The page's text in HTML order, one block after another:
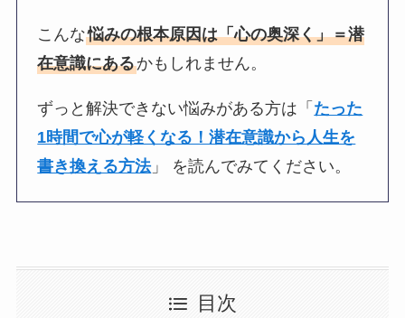
こんな悩みの根本原因は「心の奥深く」＝潜
在意識にあるかもしれません。
ずっと解決できない悩みがある方は「 たった
1時間で心が軽くなる！潜在意識から人生を
書き換える方法」 を読んでみてください。
目次